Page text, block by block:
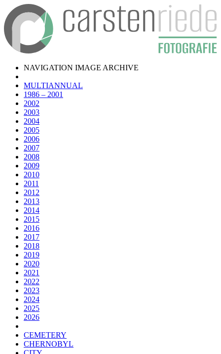
NAVIGATION IMAGE ARCHIVE
MULTIANNUAL
1986 – 2001
2002
2003
2004
2005
2006
2007
2008
2009
2010
2011
2012
2013
2014
2015
2016
2017
2018
2019
2020
2021
2022
2023
2024
2025
2026
CEMETERY
CHERNOBYL